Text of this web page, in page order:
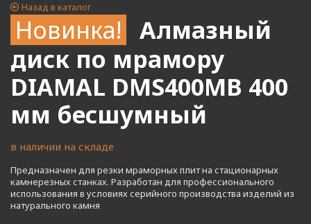
Назад в каталог
Новинка!
Алмазный
диск по мрамору
DIAMAL DMS400MB 400
мм бесшумный
в наличии на складе
Предназначен для резки мраморных плит на стационарных
камнерезных станках. Разработан для профессионального
использования в условиях серийного производства изделий из
натурального камня